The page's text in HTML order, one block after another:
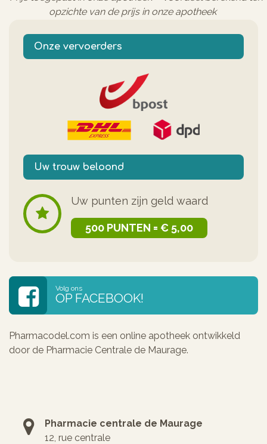
opzichte van de prijs in onze apotheek
Onze vervoerders
Uw trouw beloond
Uw punten zijn geld waard
500 PUNTEN = € 5,00
Volg ons
OP FACEBOOK!
Pharmacodel.com is een online apotheek ontwikkeld
door de Pharmacie Centrale de Maurage.
Pharmacie centrale de Maurage
12, rue centrale